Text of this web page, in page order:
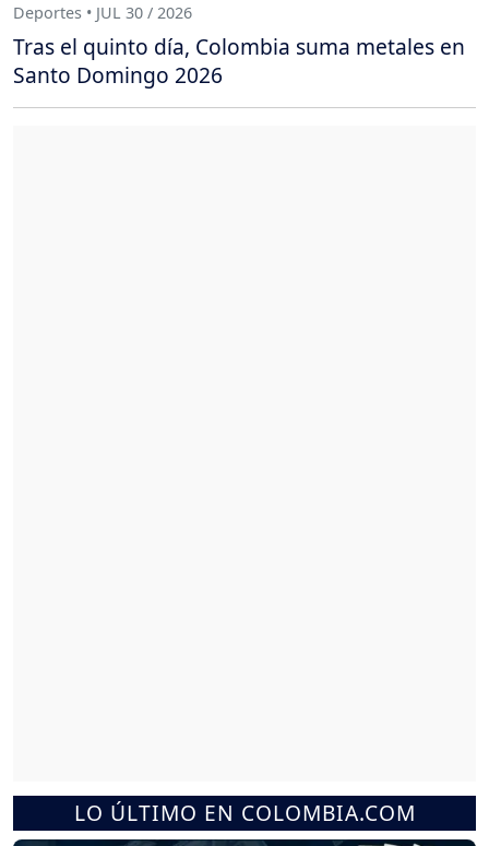
LO ÚLTIMO EN COLOMBIA.COM
Deportes • JUL 30 / 2026
Tras el quinto día, Colombia suma metales en
Santo Domingo 2026